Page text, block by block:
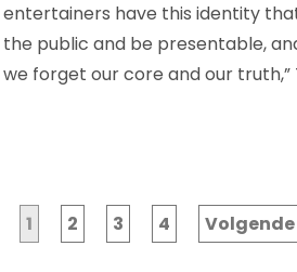
entertainers have this identity
the public and be presentable,
we forget our core and our truth,”
1 2 3 4